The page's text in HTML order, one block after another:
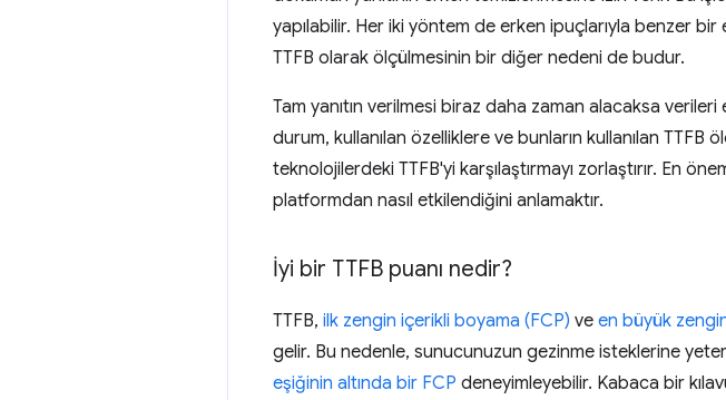
yapılabilir. Her iki yöntem de erken ipuçlarıyla benzer bir
TTFB olarak ölçülmesinin bir diğer nedeni de budur.
Tam yanıtın verilmesi biraz daha zaman alacaksa
durum, kullanılan özelliklere ve bunların kullanılan
teknolojilerdeki TTFB'yi karşılaştırmayı zorlaştırır. En
platformdan nasıl etkilendiğini anlamaktır.
İyi bir TTFB puanı nedir?
TTFB, ilk zengin içerikli boyama (FCP) ve en büyük
gelir. Bu nedenle, sunucunuzun gezinme isteklerine
eşiğinin altında bir FCP deneyimleyebilir. Kabaca bir